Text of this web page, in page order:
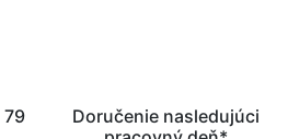
79
Doručenie nasledujúci